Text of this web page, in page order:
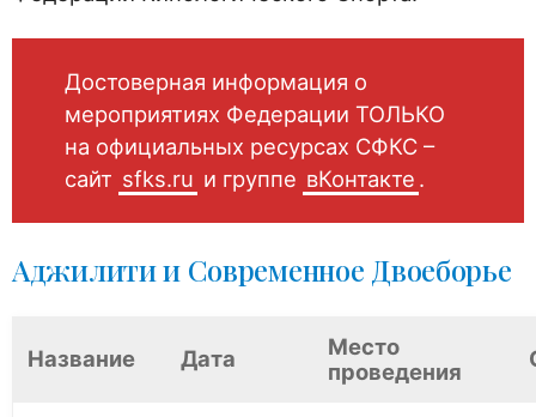
Достоверная информация о
мероприятиях Федерации ТОЛЬКО
на официальных ресурсах СФКС –
сайт sfks.ru и группе вКонтакте .
Аджилити и Современное Двоеборье
Название Дата
Место
проведения